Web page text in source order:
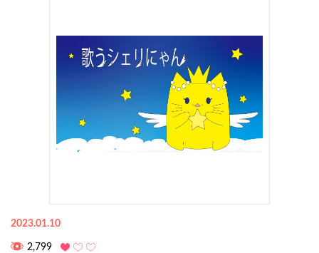
2023.01.10
2,799